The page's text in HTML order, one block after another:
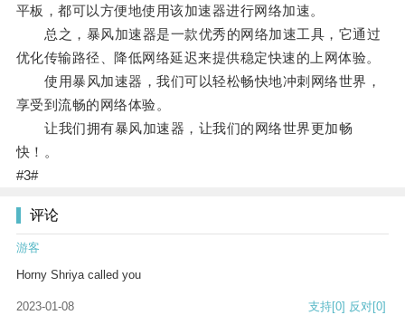
平板，都可以方便地使用该加速器进行网络加速。
总之，暴风加速器是一款优秀的网络加速工具，它通过
优化传输路径、降低网络延迟来提供稳定快速的上网体验。
使用暴风加速器，我们可以轻松畅快地冲刺网络世界，
享受到流畅的网络体验。
让我们拥有暴风加速器，让我们的网络世界更加畅
快！。
#3#
评论
游客
Horny Shriya called you
2023-01-08 支持[0] 反对[0]